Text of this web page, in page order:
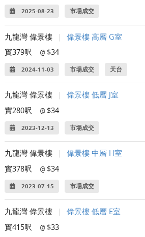
2025-08-23 市場成交
九龍灣 偉景樓
偉景樓 高層 G室
實379呎
@ $34
2024-11-03 市場成交 天台
九龍灣 偉景樓
偉景樓 低層 J室
實280呎
@ $34
2023-12-13 市場成交
九龍灣 偉景樓
偉景樓 中層 H室
實378呎
@ $34
2023-07-15 市場成交
九龍灣 偉景樓
偉景樓 低層 E室
實415呎
@ $33